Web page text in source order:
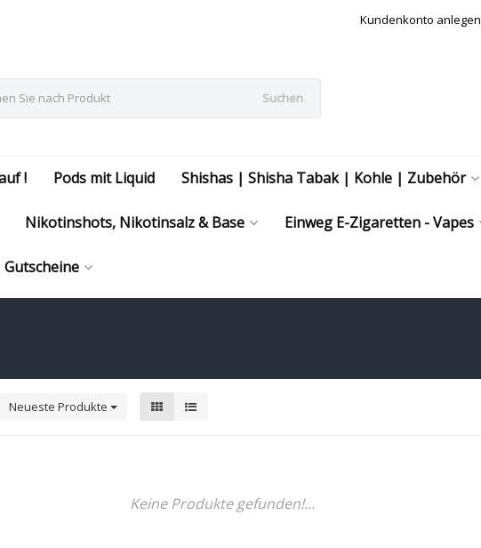
Kundenkonto anlegen
Suchen
! Pods mit Liquid Shishas | Shisha Tabak | Kohle | Zubehör
Nikotinshots, Nikotinsalz & Base Einweg E-Zigaretten - Vapes
Neueste Produkte
Keine Produkte gefunden!...